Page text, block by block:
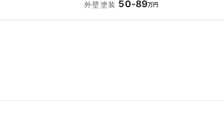
外壁塗装 50-89万円